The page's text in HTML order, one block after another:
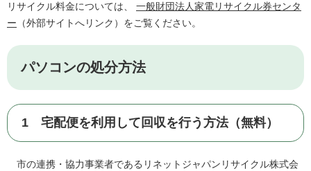
リサイクル料金については、 一般財団法人家電リサイクル券センタ
ー （外部サイトへリンク）をご覧ください。
パソコンの処分方法
1 宅配便を利用して回収を行う方法（無料）
市の連携・協力事業者であるリネットジャパンリサイクル株式会